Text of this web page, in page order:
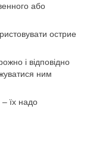
або
острие
і відповідно
ним
їх надо